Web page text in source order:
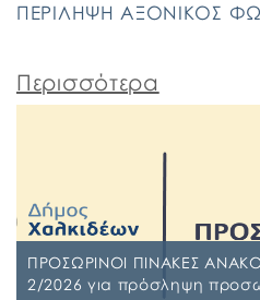
ΠΕΡΙΛΗΨΗ ΑΞΟΝΙΚΟΣ
Περισσότερα
ΠΡΟΣΩΡΙΝΟΙ ΠΙΝΑΚΕΣ
2/2026 για πρόσληψη